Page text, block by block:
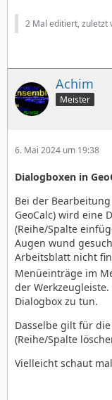
2 Mal editiert, zuletzt
Achim
Meister
6. Mai 2024 um 19:38
Dialogboxen in
Bei der
GeoCalc) wird eine
(Reihe/Spalte
Augen wund
Arbeitsblatt nicht
Menüeinträge im
der
Dialogbox zu tun.
Dasselbe gilt für
(Reihe/Spalte
Vielleicht schaut